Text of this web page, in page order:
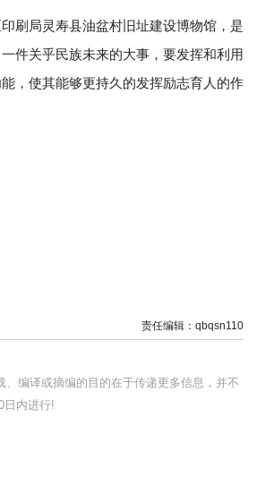
刷局灵寿县油盆村旧址建设博物馆，是
件关乎民族未来的大事，要发挥和利用
，使其能够更持久的发挥励志育人的作
责任编辑：qbqsn110
编译或摘编的目的在于传递更多信息，并不
日内进行!